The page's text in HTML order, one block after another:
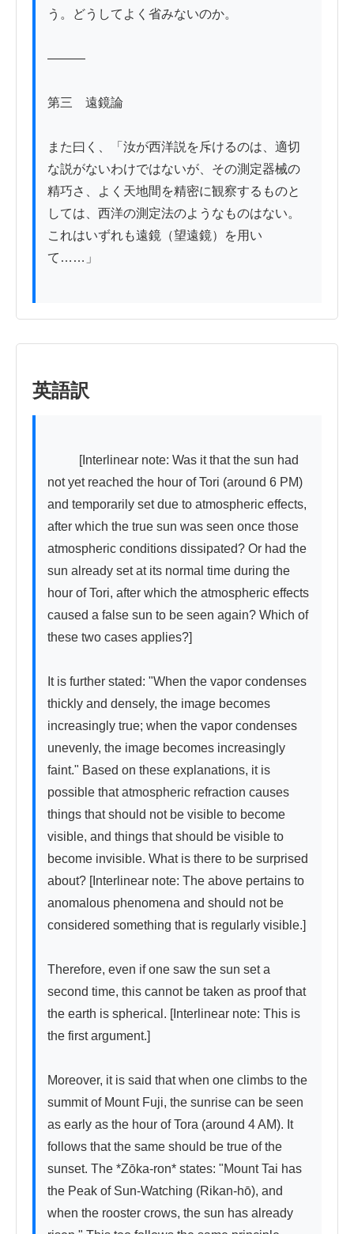
う。どうしてよく省みないのか。
―――
第三　遠鏡論
また曰く、「汝が西洋説を斥けるのは、適切
な説がないわけではないが、その測定器械の
精巧さ、よく天地間を精密に観察するものと
しては、西洋の測定法のようなものはない。
これはいずれも遠鏡（望遠鏡）を用い
て……」
英語訳
not yet reached the hour of Tori (around 6 PM)
and temporarily set due to atmospheric effects,
after which the true sun was seen once those
atmospheric conditions dissipated? Or had the
sun already set at its normal time during the
hour of Tori, after which the atmospheric effects
caused a false sun to be seen again? Which of
these two cases applies?]
It is further stated: "When the vapor condenses
thickly and densely, the image becomes
increasingly true; when the vapor condenses
unevenly, the image becomes increasingly
faint." Based on these explanations, it is
possible that atmospheric refraction causes
things that should not be visible to become
visible, and things that should be visible to
become invisible. What is there to be surprised
about? [Interlinear note: The above pertains to
anomalous phenomena and should not be
considered something that is regularly visible.]
Therefore, even if one saw the sun set a
second time, this cannot be taken as proof that
the earth is spherical. [Interlinear note: This is
the first argument.]
Moreover, it is said that when one climbs to the
summit of Mount Fuji, the sunrise can be seen
as early as the hour of Tora (around 4 AM). It
follows that the same should be true of the
sunset. The *Zōka-ron* states: "Mount Tai has
the Peak of Sun-Watching (Rikan-hō), and
when the rooster crows, the sun has already